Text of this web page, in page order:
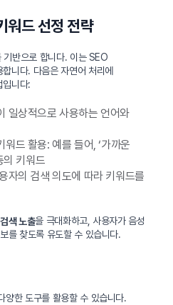
워드 선정 전략
기반으로 합니다. 이는 SEO
니다. 다음은 자연어 처리에
입니다:
일상적으로 사용하는 언어와
드 활용: 예를 들어, ‘가까운
의 키워드
자의 검색 의도에 따라 키워드를
검색 노출을 극대화하고, 사용자가 음성
를 찾도록 유도할 수 있습니다.
양한 도구를 활용할 수 있습니다.